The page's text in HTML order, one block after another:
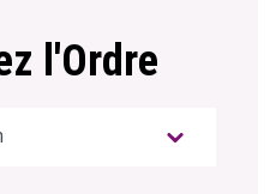
l'Ordre